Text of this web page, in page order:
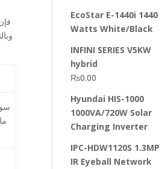
EcoStar E-1440i 1440
Watts White/Black
INFINI SERIES V5KW
hybrid
₨0.00
Hyundai HIS-1000
1000VA/720W Solar
Charging Inverter
IPC-HDW1120S 1.3MP
IR Eyeball Network